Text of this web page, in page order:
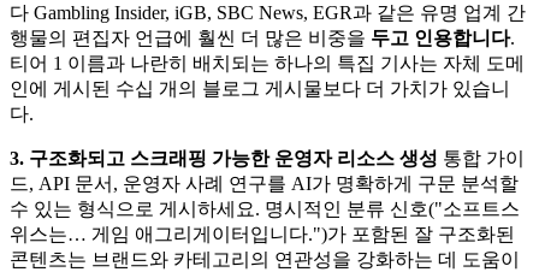
다 Gambling Insider, iGB, SBC News, EGR과 같은 유명 업계 간
행물의 편집자 언급에 훨씬 더 많은 비중을 두고 인용합니다.
티어 1 이름과 나란히 배치되는 하나의 특집 기사는 자체 도메
인에 게시된 수십 개의 블로그 게시물보다 더 가치가 있습니
다.
3. 구조화되고 스크래핑 가능한 운영자 리소스 생성 통합 가이
드, API 문서, 운영자 사례 연구를 AI가 명확하게 구문 분석할
수 있는 형식으로 게시하세요. 명시적인 분류 신호("소프트스
위스는… 게임 애그리게이터입니다.")가 포함된 잘 구조화된
콘텐츠는 브랜드와 카테고리의 연관성을 강화하는 데 도움이